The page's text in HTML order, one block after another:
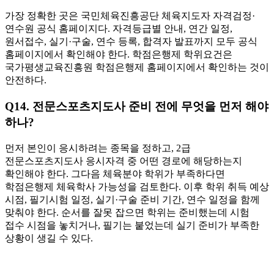
가장 정확한 곳은 국민체육진흥공단 체육지도자 자격검정·
연수원 공식 홈페이지다. 자격등급별 안내, 연간 일정,
원서접수, 실기·구술, 연수 등록, 합격자 발표까지 모두 공식
홈페이지에서 확인해야 한다. 학점은행제 학위요건은
국가평생교육진흥원 학점은행제 홈페이지에서 확인하는 것이
안전하다.
Q14. 전문스포츠지도사 준비 전에 무엇을 먼저 해야
하나?
먼저 본인이 응시하려는 종목을 정하고, 2급
전문스포츠지도사 응시자격 중 어떤 경로에 해당하는지
확인해야 한다. 그다음 체육분야 학위가 부족하다면
학점은행제 체육학사 가능성을 검토한다. 이후 학위 취득 예상
시점, 필기시험 일정, 실기·구술 준비 기간, 연수 일정을 함께
맞춰야 한다. 순서를 잘못 잡으면 학위는 준비했는데 시험
접수 시점을 놓치거나, 필기는 붙었는데 실기 준비가 부족한
상황이 생길 수 있다.